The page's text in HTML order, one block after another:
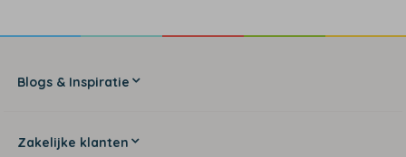
Blogs & Inspiratie
Zakelijke klanten